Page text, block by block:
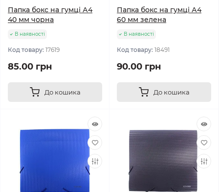
Папка бокс на гумці А4
40 мм чорна
В наявності
Код товару: 17619
85.00 грн
До кошика
Папка бокс на гумці А4
60 мм зелена
В наявності
Код товару: 18491
90.00 грн
До кошика